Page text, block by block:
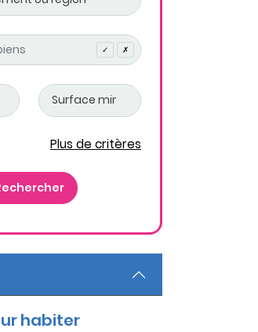
✓ ✗
Plus de critères
habiter